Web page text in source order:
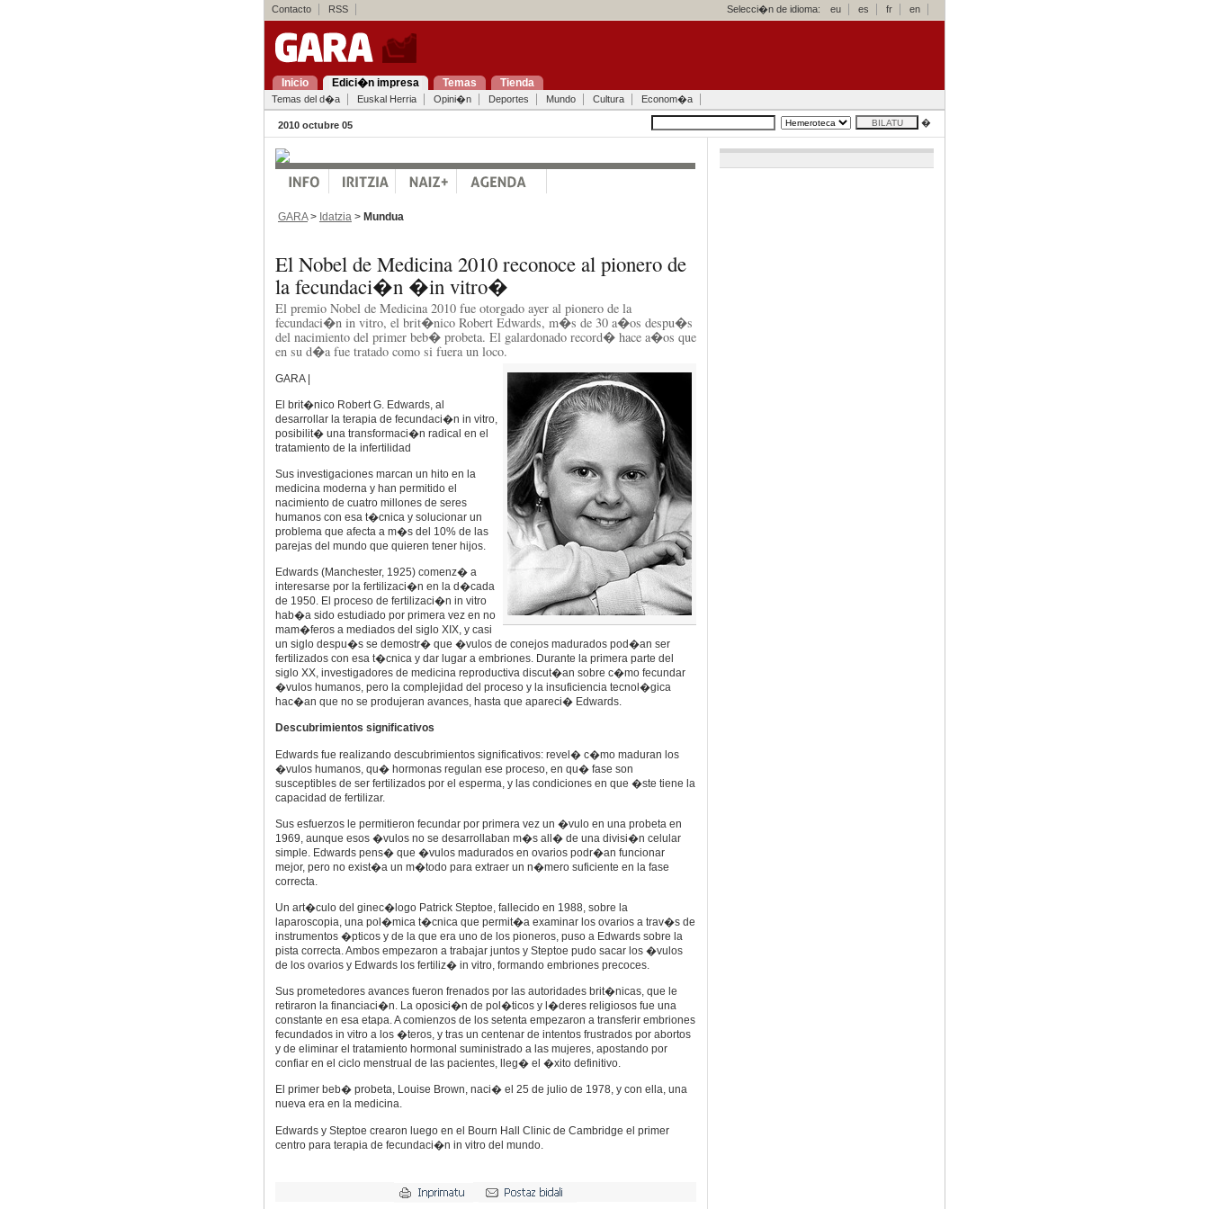
Contacto RSS Selecci�n de idioma: eu es fr en
Inicio Edici�n impresa Temas Tienda
Temas del d�a Euskal Herria Opini�n Deportes Mundo Cultura Econom�a
2010 octubre 05 �
GARA> Idatzia > Mundua
El Nobel de Medicina 2010 reconoce al pionero de
la fecundaci�n �in vitro�
El premio Nobel de Medicina 2010 fue otorgado ayer al pionero de la
fecundaci�n in vitro, el brit�nico Robert Edwards, m�s de 30 a�os despu�s
del nacimiento del primer beb� probeta. El galardonado record� hace a�os que
en su d�a fue tratado como si fuera un loco.
GARA |
El brit�nico Robert G. Edwards, al
desarrollar la terapia de fecundaci�n in vitro,
posibilit� una transformaci�n radical en el
tratamiento de la infertilidad
Sus investigaciones marcan un hito en la
medicina moderna y han permitido el
nacimiento de cuatro millones de seres
humanos con esa t�cnica y solucionar un
problema que afecta a m�s del 10% de las
parejas del mundo que quieren tener hijos.
Edwards (Manchester, 1925) comenz� a
interesarse por la fertilizaci�n en la d�cada
de 1950. El proceso de fertilizaci�n in vitro
hab�a sido estudiado por primera vez en no
mam�feros a mediados del siglo XIX, y casi
un siglo despu�s se demostr� que �vulos de conejos madurados pod�an ser
fertilizados con esa t�cnica y dar lugar a embriones. Durante la primera parte del
siglo XX, investigadores de medicina reproductiva discut�an sobre c�mo fecundar
�vulos humanos, pero la complejidad del proceso y la insuficiencia tecnol�gica
hac�an que no se produjeran avances, hasta que apareci� Edwards.
Descubrimientos significativos
Edwards fue realizando descubrimientos significativos: revel� c�mo maduran los
�vulos humanos, qu� hormonas regulan ese proceso, en qu� fase son
susceptibles de ser fertilizados por el esperma, y las condiciones en que �ste tiene la
capacidad de fertilizar.
Sus esfuerzos le permitieron fecundar por primera vez un �vulo en una probeta en
1969, aunque esos �vulos no se desarrollaban m�s all� de una divisi�n celular
simple. Edwards pens� que �vulos madurados en ovarios podr�an funcionar
mejor, pero no exist�a un m�todo para extraer un n�mero suficiente en la fase
correcta.
Un art�culo del ginec�logo Patrick Steptoe, fallecido en 1988, sobre la
laparoscopia, una pol�mica t�cnica que permit�a examinar los ovarios a trav�s de
instrumentos �pticos y de la que era uno de los pioneros, puso a Edwards sobre la
pista correcta. Ambos empezaron a trabajar juntos y Steptoe pudo sacar los �vulos
de los ovarios y Edwards los fertiliz� in vitro, formando embriones precoces.
Sus prometedores avances fueron frenados por las autoridades brit�nicas, que le
retiraron la financiaci�n. La oposici�n de pol�ticos y l�deres religiosos fue una
constante en esa etapa. A comienzos de los setenta empezaron a transferir embriones
fecundados in vitro a los �teros, y tras un centenar de intentos frustrados por abortos
y de eliminar el tratamiento hormonal suministrado a las mujeres, apostando por
confiar en el ciclo menstrual de las pacientes, lleg� el �xito definitivo.
El primer beb� probeta, Louise Brown, naci� el 25 de julio de 1978, y con ella, una
nueva era en la medicina.
Edwards y Steptoe crearon luego en el Bourn Hall Clinic de Cambridge el primer
centro para terapia de fecundaci�n in vitro del mundo.